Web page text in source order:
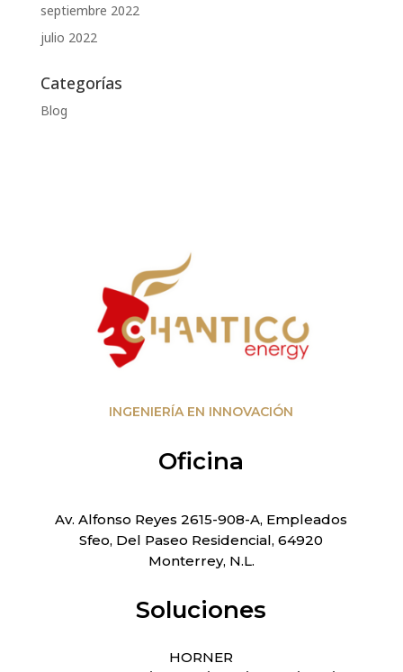
septiembre 2022
julio 2022
Categorías
Blog
INGENIERÍA EN INNOVACIÓN
Oficina
Av. Alfonso Reyes 2615-908-A, Empleados
Sfeo, Del Paseo Residencial, 64920
Monterrey, N.L.
Soluciones
HORNER